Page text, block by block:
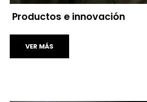
Productos e innovación
VER MÁS